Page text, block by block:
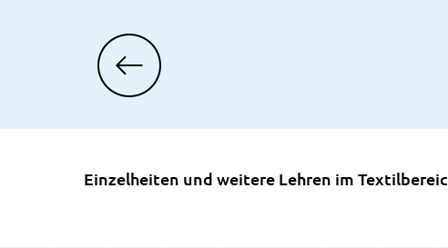
Einzelheiten und weitere Lehren im